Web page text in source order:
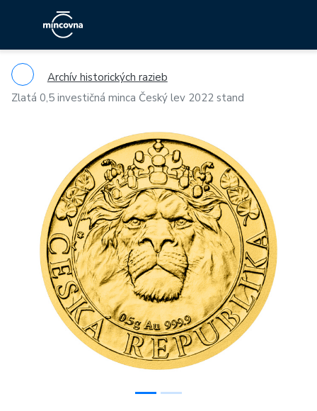
Archív historických razieb
Zlatá 0,5 investičná minca Český lev 2022 stand
Previous